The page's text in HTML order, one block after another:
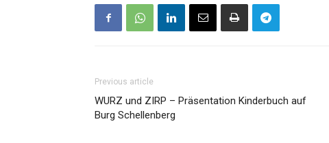
Previous article
WURZ und ZIRP – Präsentation Kinderbuch auf
Burg Schellenberg